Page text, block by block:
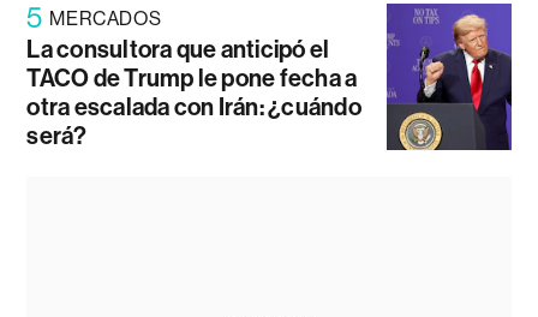
5 MERCADOS
La consultora que anticipó el
TACO de Trump le pone fecha a
otra escalada con Irán: ¿cuándo
será?